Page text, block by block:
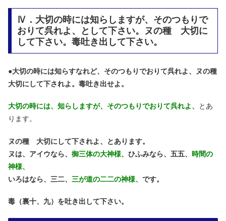
Ⅳ．大切の時には知らしますが、そのつもりで
おりて呉れよ、として下さい。ヌの種 大切に
して下さい。毒吐き出して下さい。
●大切の時には知らすなれど、そのつもりでおりて呉れよ、ヌの種
大切にして下されよ。毒吐き出せよ。
大切の時には、知らしますが、そのつもりでおりて呉れよ、
とあ
ります。
ヌの種 大切にして下されよ、とあります。
ヌは、アイウなら、 御三体の大神様、 ひふみなら、五五、 時間の
神様、
いろはなら、三二、 三が道の二二の神様、 です。
毒（裏十、九）を吐き出して下さい。